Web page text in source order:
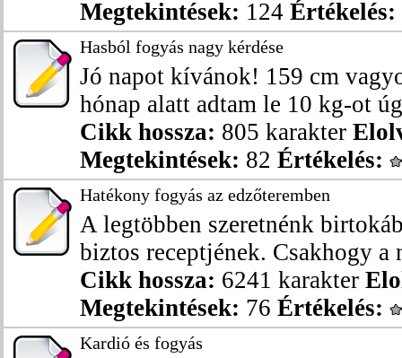
Megtekintések: 124 Értékelés:
Hasból fogyás nagy kérdése
Jó napot kívánok! 159 cm
hónap alatt adtam le 10 kg-ot
Cikk hossza: 805 karakter
Megtekintések: 82 Értékelés:
Hatékony fogyás az edzőteremben
A legtöbben szeretnénk
biztos receptjének. Csakhogy a
Cikk hossza: 6241 karakter
Megtekintések: 76 Értékelés:
Kardió és fogyás